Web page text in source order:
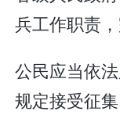
兵工作职责，
公民应当依
规定接受征集